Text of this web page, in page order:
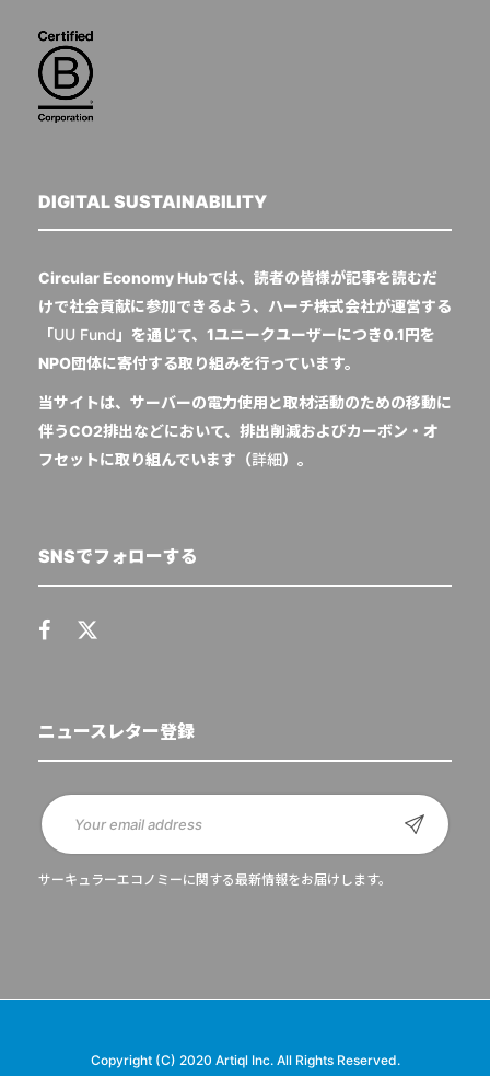
DIGITAL SUSTAINABILITY
Circular Economy Hubでは、読者の皆様が記事を読むだ
けで社会貢献に参加できるよう、ハーチ株式会社が運営する
「UU Fund 」を通じて、1ユニークユーザーにつき0.1円を
NPO団体に寄付する取り組みを行っています。
当サイトは、サーバーの電力使用と取材活動のための移動に
伴うCO2排出などにおいて、排出削減およびカーボン・オ
フセットに取り組んでいます（詳細）。
SNSでフォローする
ニュースレター登録
サーキュラーエコノミーに関する最新情報をお届けします。
Copyright (C) 2020 Artiql Inc. All Rights Reserved.